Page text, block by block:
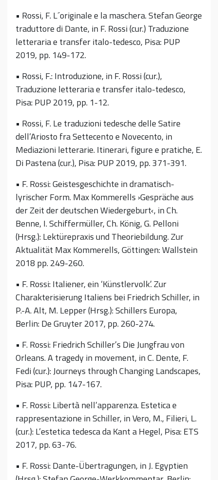
• Rossi, F. L´originale e la maschera. Stefan George
traduttore di Dante, in F. Rossi (cur.) Traduzione
letteraria e transfer italo-tedesco, Pisa: PUP
2019, pp. 149-172.
• Rossi, F.: Introduzione, in F. Rossi (cur.),
Traduzione letteraria e transfer italo-tedesco,
Pisa: PUP 2019, pp. 1-12.
• Rossi, F. Le traduzioni tedesche delle Satire
dell’Ariosto fra Settecento e Novecento, in
Mediazioni letterarie. Itinerari, figure e pratiche, E.
Di Pastena (cur.), Pisa: PUP 2019, pp. 371-391.
• F. Rossi: Geistesgeschichte in dramatisch-
lyrischer Form. Max Kommerells ›Gespräche aus
der Zeit der deutschen Wiedergeburt‹, in Ch.
Benne, I. Schiffermüller, Ch. König, G. Pelloni
(Hrsg.): Lektürepraxis und Theoriebildung. Zur
Aktualität Max Kommerells, Göttingen: Wallstein
2018 pp. 249-260.
• F. Rossi: Italiener, ein ‘Künstlervolk’. Zur
Charakterisierung Italiens bei Friedrich Schiller, in
P.-A. Alt, M. Lepper (Hrsg.): Schillers Europa,
Berlin: De Gruyter 2017, pp. 260-274.
• F. Rossi: Friedrich Schiller’s Die Jungfrau von
Orleans. A tragedy in movement, in C. Dente, F.
Fedi (cur.): Journeys through Changing Landscapes,
Pisa: PUP, pp. 147-167.
• F. Rossi: Libertà nell’apparenza. Estetica e
rappresentazione in Schiller, in Vero, M., Filieri, L.
(cur.): L’estetica tedesca da Kant a Hegel, Pisa: ETS
2017, pp. 63-76.
• F. Rossi: Dante-Übertragungen, in J. Egyptien